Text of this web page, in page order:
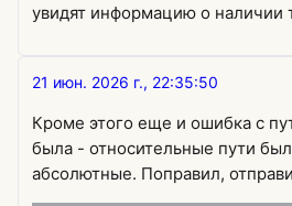
увидят информацию о наличии
21 июн. 2026 г., 22:35:50
Кроме этого еще и ошибка с
была - относительные пути
абсолютные. Поправил,